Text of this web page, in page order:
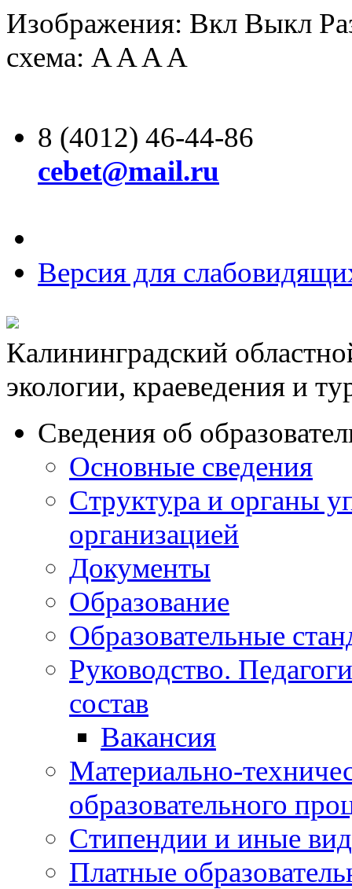
Изображения: Вкл Выкл
схема: AAAA
8 (4012) 46-44-86
cebet@mail.ru
Версия для
Калининградский
экологии, краеведения и
Сведения об
Основные сведения
Структура и органы
организацией
Документы
Образование
Образовательные
Руководство.
состав
Вакансия
Материально-
образовательного
Стипендии и иные
Платные